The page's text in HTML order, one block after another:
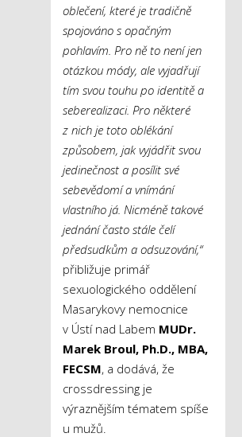
oblečení, které je tradičně
spojováno s opačným
pohlavím. Pro ně to není jen
otázkou módy, ale vyjadřují
tím svou touhu po identitě a
seberealizaci. Pro některé
z nich je toto oblékání
způsobem, jak vyjádřit svou
jedinečnost a posílit své
sebevědomí a vnímání
vlastního já. Nicméně takové
jednání často stále čelí
předsudkům a odsuzování,“
přibližuje primář
sexuologického oddělení
Masarykovy nemocnice
v Ústí nad Labem MUDr.
Marek Broul, Ph.D., MBA,
FECSM, a dodává, že
crossdressing je
výraznějším tématem spíše
u mužů.